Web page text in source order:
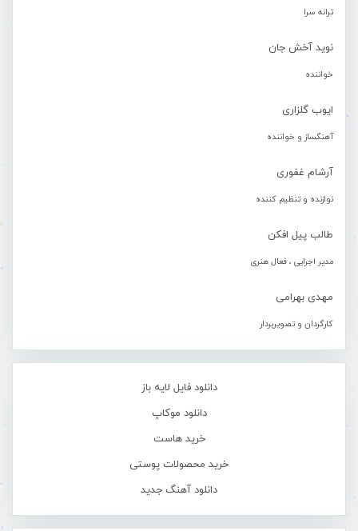
ترانه سرا
نوید آخش جان
خواننده
ایوب گلزاری
آهنگساز و خواننده
آرشام غفوری
نوازنده و تنظیم کننده
طالب پیل افکن
مدیر اجرایی ، فعال هنری
مهدی بهرامی
کارگردان و تصویربردار
دانلود فایل لایه باز
دانلود موکاپ
خرید هاست
خرید محصولات پوستی
دانلود آهنگ جدید